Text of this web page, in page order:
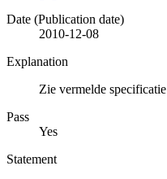
Date (Publication date)
2010-12-08
Explanation
Zie vermelde specificatie
Pass
Yes
Statement